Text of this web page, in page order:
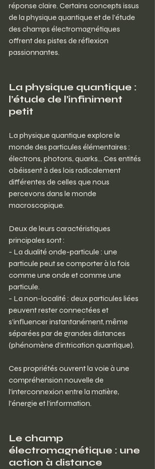
réponse claire. Certains concepts issus
de la physique quantique et de l’étude
des champs électromagnétiques
offrent des pistes de réflexion
passionnantes.
La physique quantique :
l’étude de l’infiniment
petit
La physique quantique explore le
monde des particules élémentaires :
électrons, photons, quarks… Ces entités
obéissent à des lois radicalement
différentes de celles que nous
percevons dans le monde
macroscopique.
Deux de leurs caractéristiques
principales sont :
- La dualité onde-particule : une
particule peut se comporter à la fois
comme une onde et comme une
particule.
- La non-localité : deux particules liées
peuvent rester connectées et
s’influencer instantanément, même
séparées par de grandes distances
(phénomène d’intrication quantique).
Ces propriétés ouvrent la voie à une
compréhension nouvelle de
l’interconnexion entre la matière,
l’énergie et l’information.
Le champ
électromagnétique : une
action à distance